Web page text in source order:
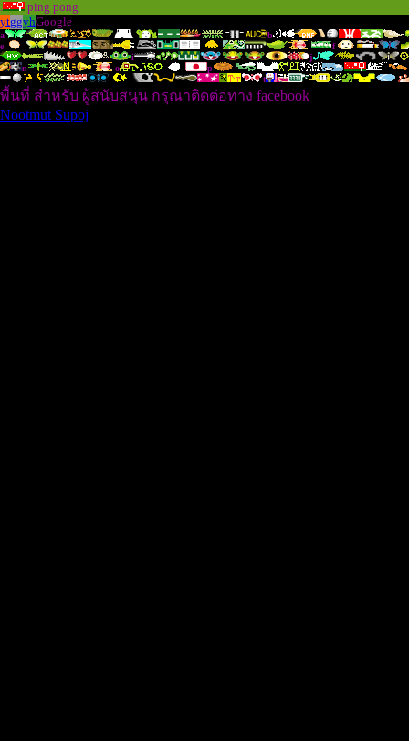
.
.ping pong
ytggyhGoogle
a
b
e
f
i
j
n
o
p
t
พื้นที่ สำหรับ ผู้สนับสนุน กรุณาติดต่อทาง facebook
Nootmut Supoj